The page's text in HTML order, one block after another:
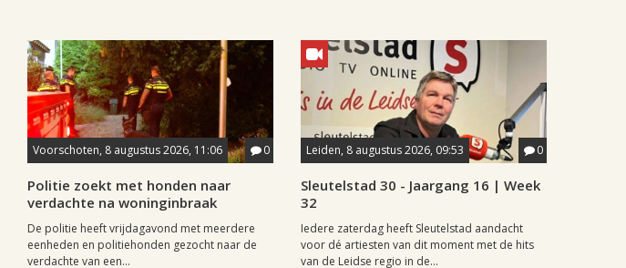
Voorschoten, 8 augustus 2026, 11:06 0
Politie zoekt met honden naar
verdachte na woninginbraak
De politie heeft vrijdagavond met meerdere
eenheden en politiehonden gezocht naar de
verdachte van een...
Leiden, 8 augustus 2026, 09:53 0
Sleutelstad 30 - Jaargang 16 | Week
32
Iedere zaterdag heeft Sleutelstad aandacht
voor dé artiesten van dit moment met de hits
van de Leidse regio in de...